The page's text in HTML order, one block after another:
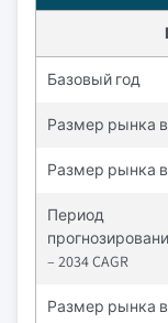
Базовый год
Размер рынка в
Размер рынка в
Период
– 2034 CAGR
Размер рынка в